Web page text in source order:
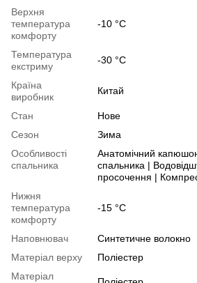
Верхня
температура
комфорту
-10 °C
Температура
екстриму
-30 °С
Країна
виробник
Китай
Стан
Нове
Сезон
Зима
Особливості
спальника
Анатомічний
спальника |
просочення |
Нижня
температура
комфорту
-15 °C
Наповнювач
Синтетичне волокно
Матеріал верху
Поліестер
Матеріал